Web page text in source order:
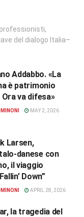
del dialogo Italia–
Addabbo. «La
è patrimonio
Ora va difesa»
MAY 2, 2026
Larsen,
danese con
il viaggio
Down”
APRIL 28, 2026
la tragedia del